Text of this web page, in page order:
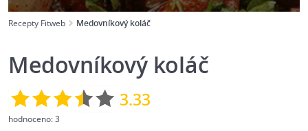
Recepty Fitweb Medovníkový koláč
Medovníkový koláč
3.33
hodnoceno:3